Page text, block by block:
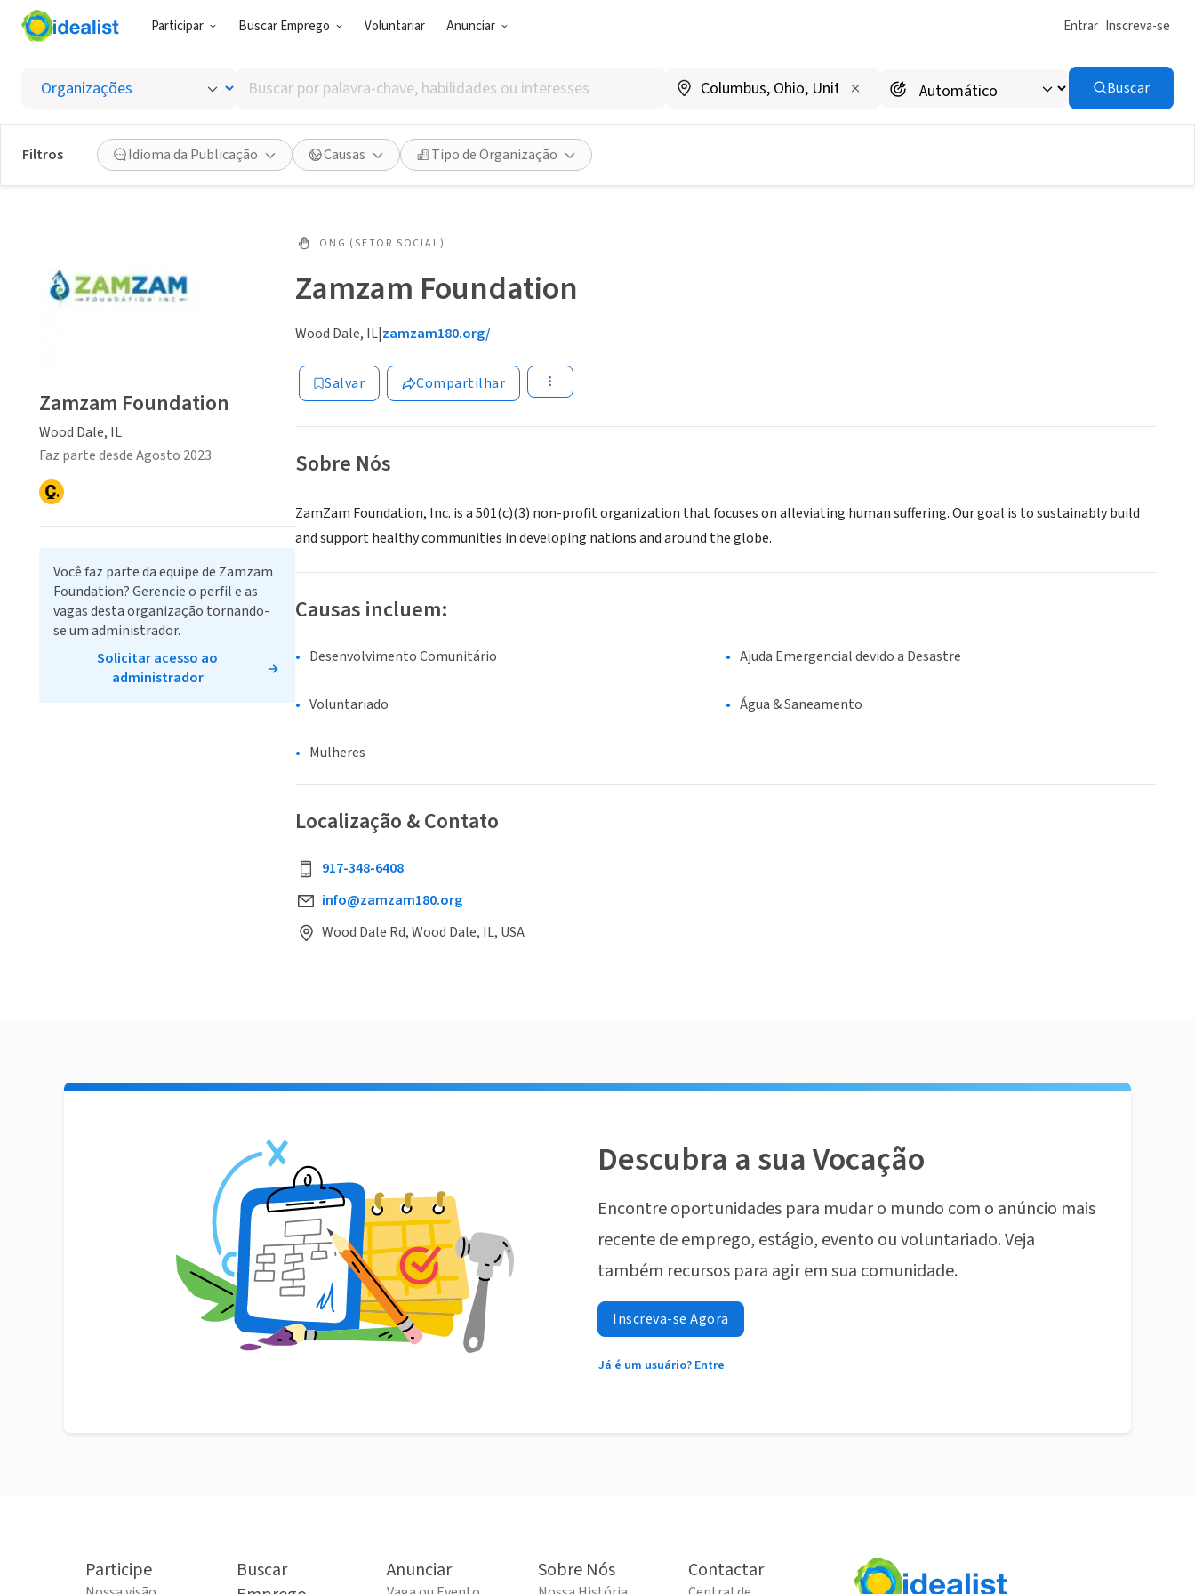
Participar Buscar Emprego Voluntariar Anunciar Entrar Inscreva-se
Buscar
por
palavra-
chave,
habilidades
ou
Buscar
Filtros Idioma da Publicação Causas Tipo de Organização
ONG (SETOR SOCIAL)
Zamzam Foundation
Wood Dale, IL|zamzam180.org/
Salvar Compartilhar
Sobre Nós
ZamZam Foundation, Inc. is a 501(c)(3) non-profit organization that focuses on alleviating human suffering. Our goal is to sustainably build
and support healthy communities in developing nations and around the globe.
Causas incluem:
Desenvolvimento Comunitário Ajuda Emergencial devido a Desastre
Voluntariado Água & Saneamento
Mulheres
Localização & Contato
917-348-6408
info@zamzam180.org
Wood Dale Rd, Wood Dale, IL, USA
Zamzam Foundation
Wood Dale, IL
Faz parte desde Agosto 2023
Você faz parte da equipe de Zamzam
Foundation? Gerencie o perfil e as
vagas desta organização tornando-
se um administrador.
Solicitar acesso ao
administrador
Descubra a sua Vocação
Encontre oportunidades para mudar o mundo com o anúncio mais
recente de emprego, estágio, evento ou voluntariado. Veja
também recursos para agir em sua comunidade.
Inscreva-se Agora
Já é um usuário? Entre
Participe
Buscar
Anunciar Sobre Nós Contactar